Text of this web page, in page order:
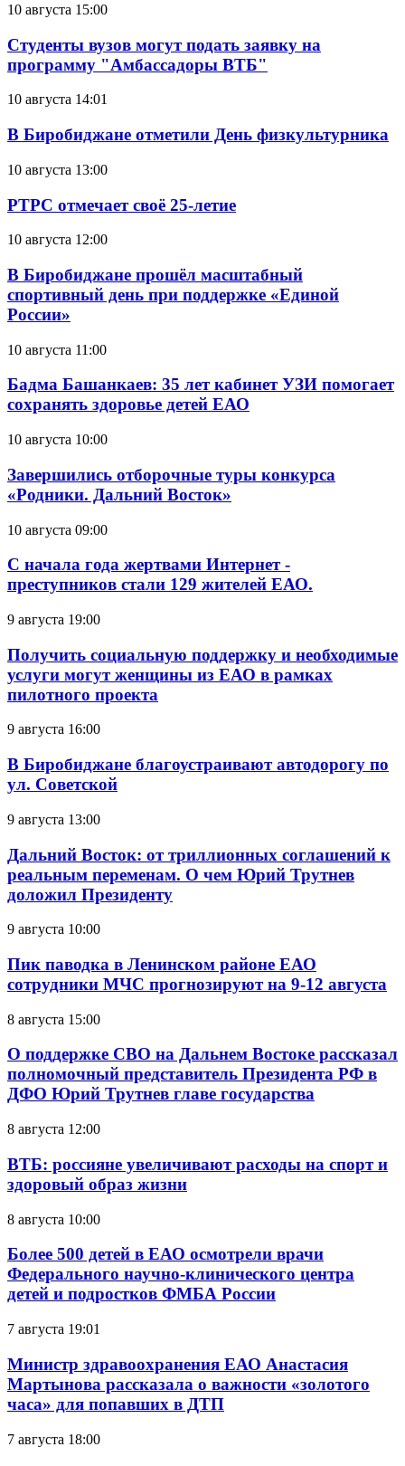
10 августа 15:00
Студенты вузов могут подать заявку на
программу "Амбассадоры ВТБ"
10 августа 14:01
В Биробиджане отметили День физкультурника
10 августа 13:00
РТРС отмечает своё 25-летие
10 августа 12:00
В Биробиджане прошёл масштабный
спортивный день при поддержке «Единой
России»
10 августа 11:00
Бадма Башанкаев: 35 лет кабинет УЗИ помогает
сохранять здоровье детей ЕАО
10 августа 10:00
Завершились отборочные туры конкурса
«Родники. Дальний Восток»
10 августа 09:00
С начала года жертвами Интернет -
преступников стали 129 жителей ЕАО.
9 августа 19:00
Получить социальную поддержку и необходимые
услуги могут женщины из ЕАО в рамках
пилотного проекта
9 августа 16:00
В Биробиджане благоустраивают автодорогу по
ул. Советской
9 августа 13:00
Дальний Восток: от триллионных соглашений к
реальным переменам. О чем Юрий Трутнев
доложил Президенту
9 августа 10:00
Пик паводка в Ленинском районе ЕАО
сотрудники МЧС прогнозируют на 9-12 августа
8 августа 15:00
О поддержке СВО на Дальнем Востоке рассказал
полномочный представитель Президента РФ в
ДФО Юрий Трутнев главе государства
8 августа 12:00
ВТБ: россияне увеличивают расходы на спорт и
здоровый образ жизни
8 августа 10:00
Более 500 детей в ЕАО осмотрели врачи
Федерального научно-клинического центра
детей и подростков ФМБА России
7 августа 19:01
Министр здравоохранения ЕАО Анастасия
Мартынова рассказала о важности «золотого
часа» для попавших в ДТП
7 августа 18:00